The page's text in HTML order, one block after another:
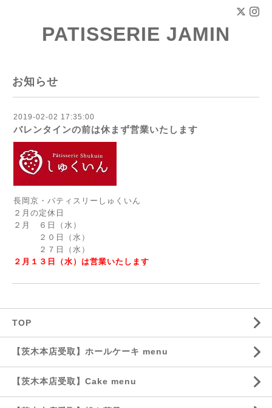
PATISSERIE JAMIN
お知らせ
2019-02-02 17:35:00
バレンタインの前は休まず営業いたします
長岡京・パティスリーしゅくいん
２月の定休日
２月 ６日（水）
２０日（水）
２７日（水）
２月１３日（水）は営業いたします
TOP
【茨木本店受取】ホールケーキ menu
【茨木本店受取】Cake menu